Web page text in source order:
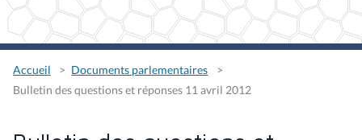
Accueil
Documents parlementaires
Bulletin des questions et réponses 11 avril 2012